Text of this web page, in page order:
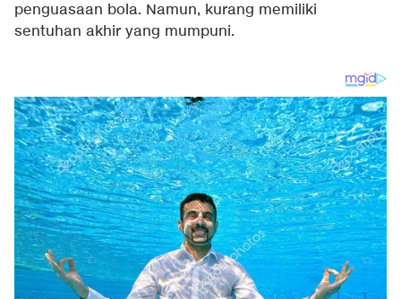
penguasaan bola. Namun, kurang memiliki
sentuhan akhir yang mumpuni.